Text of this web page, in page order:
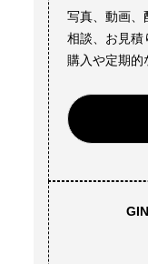
写真、動画、
相談、お見積
購入や定期的